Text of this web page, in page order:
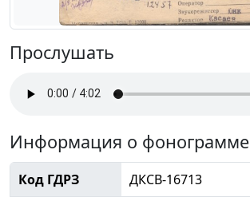
Прослушать
Информация о фонограмме
Код ГДРЗ
ДКСВ-16713